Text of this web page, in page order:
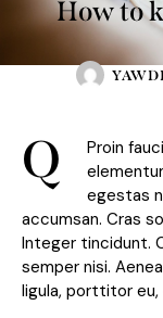
How to
Q
Proin
egestas
accumsan. Cras
Integer tincidunt.
semper nisi.
ligula, porttitor